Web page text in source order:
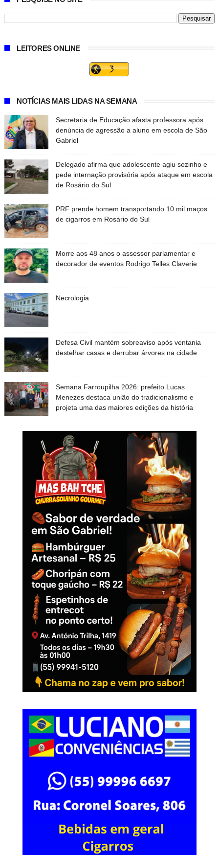
LEITORES ONLINE
NOTÍCIAS MAIS LIDAS NA SEMANA
Secretaria de Educação afasta professora após
denúncia de agressão a aluno em escola de São
Gabriel
Delegado afirma que adolescente agiu sozinho e
pede internação provisória após ataque em escola
de Rosário do Sul
PRF prende homem transportando 10 mil maços
de cigarros em Rosário do Sul
Morre aos 48 anos o assessor parlamentar e
decorador de eventos Rodrigo Telles Claverie
Necrologia
Defesa Civil mantém sobreaviso após ventania
destelhar casas e derrubar árvores na cidade
Semana Farroupilha 2026: prefeito Lucas
Menezes destaca união do tradicionalismo e
projeta uma das maiores edições da história